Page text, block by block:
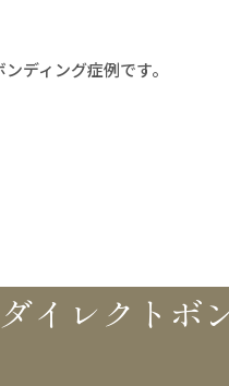
ディング症例です。
イレクトボ